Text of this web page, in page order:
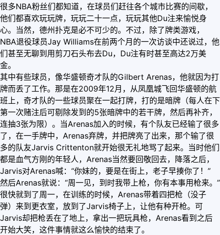
很多NBA粉丝们都知道，在球员们赶往各个城市比赛的间歇，
他们都喜欢玩玩牌，玩玩二十一点，玩玩其他Du注来愉悦身
心。当然，德州扑克是必不可少的。不过，除了牌类游戏，
NBA退役球员Jay Williams在前两个月的一次访谈中还说过，他
们甚至无聊到用剪刀石头布去Du，Du注有时甚至高达2万美
金。
其中有些球员，像华盛顿奇才队的Gilbert Arenas，他就因为打
牌而丢了工作。那是在2009年12月，从凤凰城飞回华盛顿的航
班上，奇才队的一些球员聚在一起打牌，打的是暗牌（每人在下
第一次赌注后可剔除发到的5张暗牌中的若干牌，然后再补齐，
连抽3张为限）。当Arenas加入的时候，有个队友已经输了很多
了，在一手牌中，Arenas弃牌，并把牌亮了出来，那个输了很
多的队友Jarvis Crittenton就开始很无礼地骂了起来。当时他们
都是血气方刚的年轻人，Arenas当然要回敬回去，降落之后，
Jarvis对Arenas喊：“你妹的，要是在街上，老子早揍你了！”
然后Arenas就说：“周一见，到时我带上枪，你有本事用枪来。”
很快就到了周一，在训练的时候，Arenas带着四把枪（没子
弹）来到更衣室，放到了Jarvis椅子上，让他有种开枪。可
Jarvis却把枪丢在了地上，拿出一把玩具枪，Arenas看到之后
开始大笑，这件事情就这么愉快的结束了。